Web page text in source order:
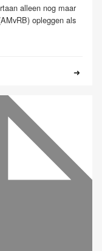
alleen nog maar
opleggen als